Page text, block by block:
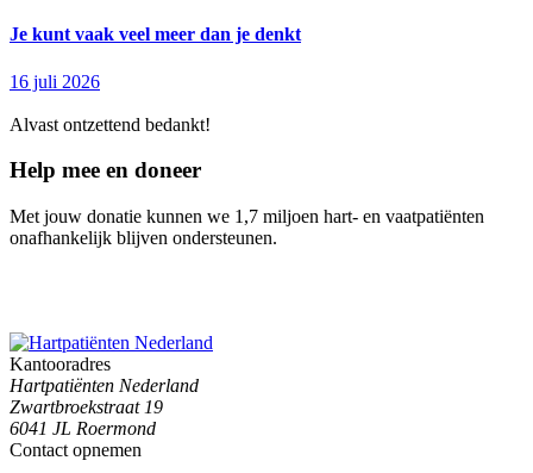
Je kunt vaak veel meer dan je denkt
16 juli 2026
Alvast ontzettend bedankt!
Help mee en doneer
Met jouw donatie kunnen we 1,7 miljoen hart- en vaatpatiënten
onafhankelijk blijven ondersteunen.
Kantooradres
Hartpatiënten Nederland
Zwartbroekstraat 19
6041 JL Roermond
Contact opnemen